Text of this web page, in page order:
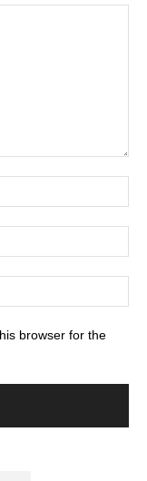
browser for the